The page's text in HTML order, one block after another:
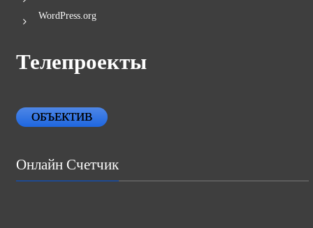
WordPress.org
Телепроекты
ОБЪЕКТИВ
Онлайн Счетчик